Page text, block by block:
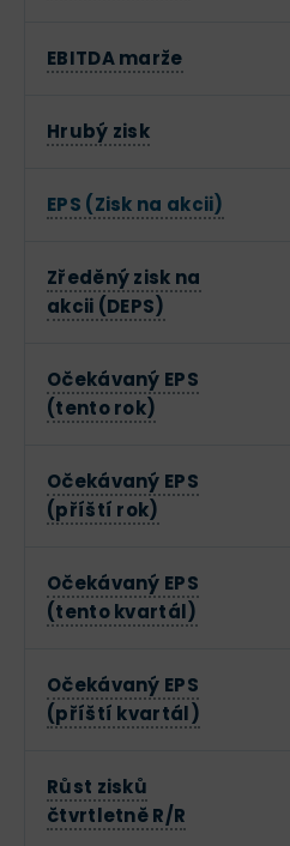
EBITDA marže
Hrubý zisk
EPS (Zisk na akcii)
Zředěný zisk na
akcii (DEPS)
Očekávaný EPS
(tento rok)
Očekávaný EPS
(příští rok)
Očekávaný EPS
(tento kvartál)
Očekávaný EPS
(příští kvartál)
Růst zisků
čtvrtletně R/R